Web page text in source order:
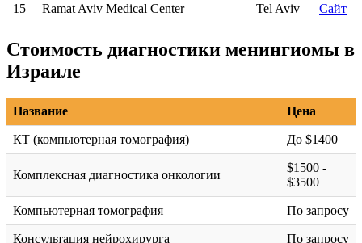
15 Ramat Aviv Medical Center Tel Aviv Сайт
Стоимость диагностики менингиомы в
Израиле
Название Цена
КТ (компьютерная томография) До $1400
Комплексная диагностика онкологии
$1500 -
$3500
Компьютерная томография По запросу
Консультация нейрохирурга По запросу